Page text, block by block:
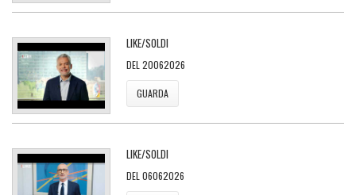
LIKE/SOLDI
DEL 20062026
GUARDA
LIKE/SOLDI
DEL 06062026